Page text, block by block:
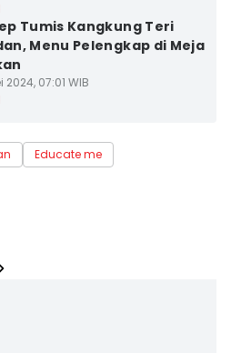
Tumis Kangkung Teri
Menu Pelengkap di Meja
2024, 07:01 WIB
Educate me